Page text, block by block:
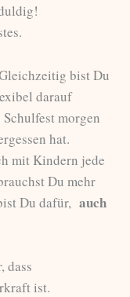
bist Du
darauf
morgen
hat.
mit Kindern jede
Du mehr
Du dafür, auch
dass
ist.